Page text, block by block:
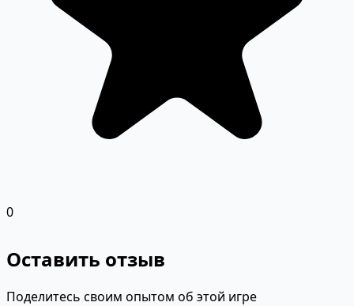
0
Оставить отзыв
Поделитесь своим опытом об этой игре